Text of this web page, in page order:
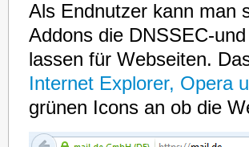
Als Endnutzer kann man
Addons die DNSSEC-
lassen für Webseiten.
Internet Explorer, Opera
grünen Icons an ob die